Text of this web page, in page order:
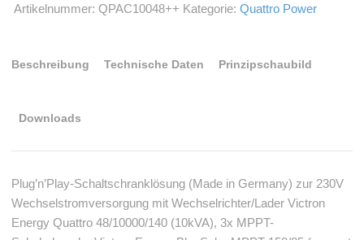
Artikelnummer: QPAC10048++ Kategorie: Quattro Power
Beschreibung Technische Daten Prinzipschaubild
Downloads
Plug’n’Play-Schaltschranklösung (Made in Germany) zur 230V
Wechselstromversorgung mit Wechselrichter/Lader Victron
Energy Quattro 48/10000/140 (10kVA), 3x MPPT-